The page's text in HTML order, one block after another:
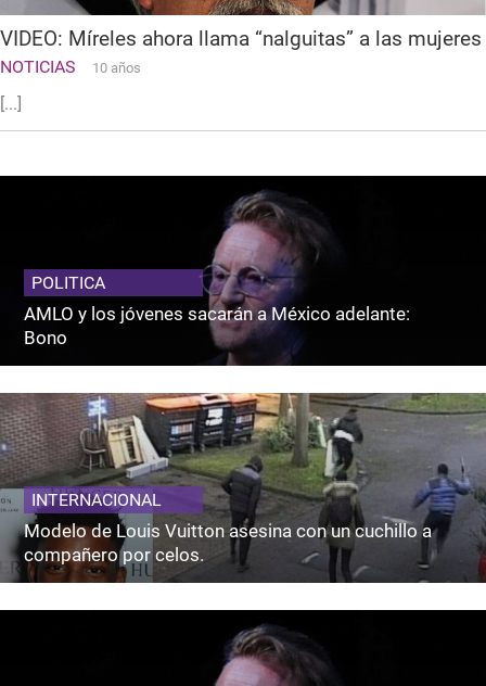
VIDEO: Míreles ahora llama “nalguitas” a las mujeres
NOTICIAS 10 años
[...]
POLITICA
AMLO y los jóvenes sacarán a México adelante:
Bono
INTERNACIONAL
Modelo de Louis Vuitton asesina con un cuchillo a
compañero por celos.